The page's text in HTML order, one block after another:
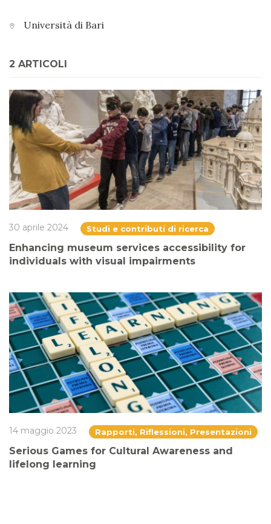
Università di Bari
2 ARTICOLI
30 aprile 2024 Studi e contributi di ricerca
Enhancing museum services accessibility for
individuals with visual impairments
14 maggio 2023 Rapporti, Riflessioni, Presentazioni
Serious Games for Cultural Awareness and
lifelong learning